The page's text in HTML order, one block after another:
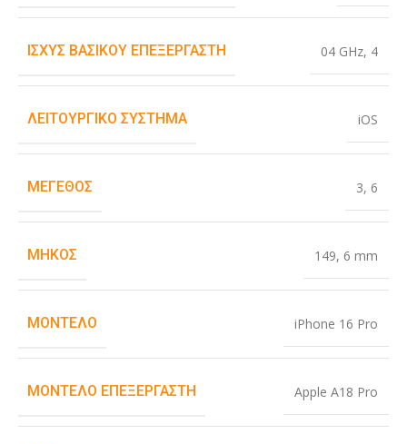
ΙΣΧΎΣ ΒΑΣΙΚΟΎ ΕΠΕΞΕΡΓΑΣΤΉ 04 GHz, 4
ΛΕΙΤΟΥΡΓΙΚΌ ΣΎΣΤΗΜΑ iOS
ΜΈΓΕΘΟΣ 3, 6
ΜΉΚΟΣ 149, 6 mm
ΜΟΝΤΈΛΟ iPhone 16 Pro
ΜΟΝΤΈΛΟ ΕΠΕΞΕΡΓΑΣΤΉ Apple A18 Pro